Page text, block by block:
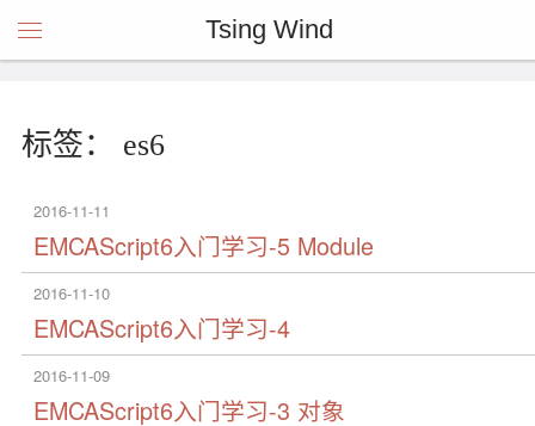
Tsing Wind
标签： es6
2016-11-11
EMCAScript6入门学习-5 Module
2016-11-10
EMCAScript6入门学习-4
2016-11-09
EMCAScript6入门学习-3 对象